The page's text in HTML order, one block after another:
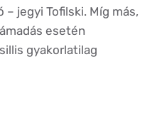
jegyi Tofilski. Míg más,
esetén
gyakorlatilag